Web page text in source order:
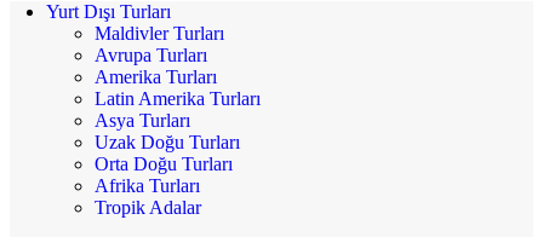
Yurt Dışı Turları
Maldivler Turları
Avrupa Turları
Amerika Turları
Latin Amerika Turları
Asya Turları
Uzak Doğu Turları
Orta Doğu Turları
Afrika Turları
Tropik Adalar